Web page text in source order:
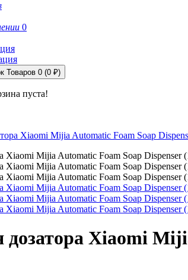
0
Товаров 0 (0 ₽)
пуста!
Xiaomi Mijia Automatic Foam Soap
Xiaomi